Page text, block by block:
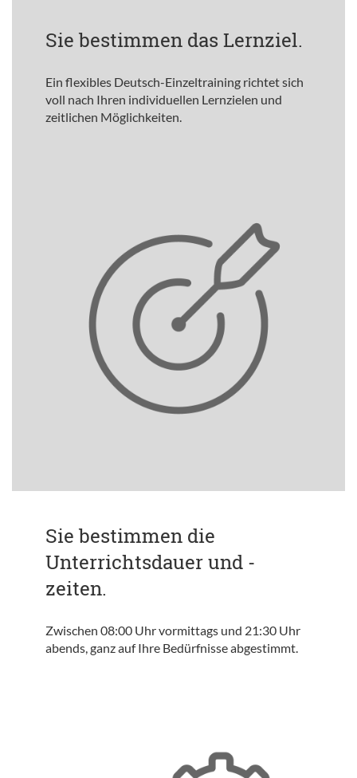
Sie bestimmen das Lernziel.
Ein flexibles Deutsch-Einzeltraining richtet sich
voll nach Ihren individuellen Lernzielen und
zeitlichen Möglichkeiten.
Sie bestimmen die
Unterrichtsdauer und -
zeiten.
Zwischen 08:00 Uhr vormittags und 21:30 Uhr
abends, ganz auf Ihre Bedürfnisse abgestimmt.